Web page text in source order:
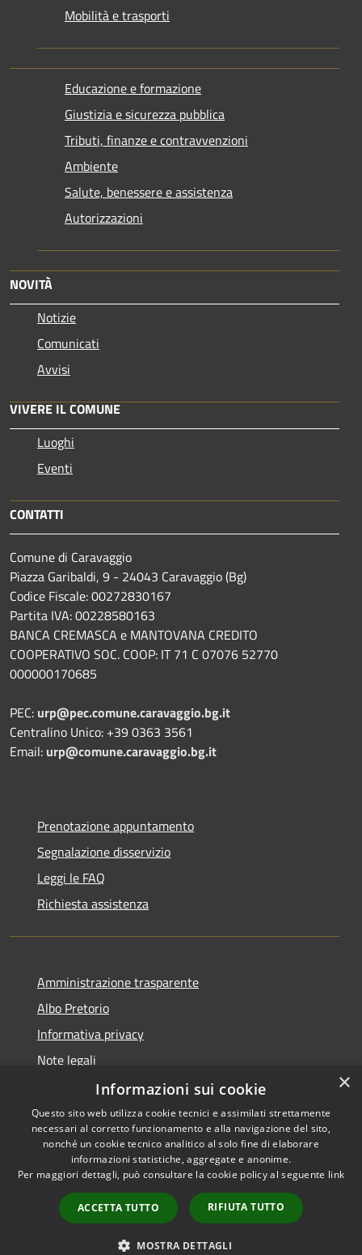
Mobilità e trasporti
Educazione e formazione
Giustizia e sicurezza pubblica
Tributi, finanze e contravvenzioni
Ambiente
Salute, benessere e assistenza
Autorizzazioni
NOVITÀ
Notizie
Comunicati
Avvisi
VIVERE IL COMUNE
Luoghi
Eventi
CONTATTI
Comune di Caravaggio
Piazza Garibaldi, 9 - 24043 Caravaggio (Bg)
Codice Fiscale: 00272830167
Partita IVA: 00228580163
BANCA CREMASCA e MANTOVANA CREDITO
COOPERATIVO SOC. COOP: IT 71 C 07076 52770
000000170685
PEC: urp@pec.comune.caravaggio.bg.it
Centralino Unico: +39 0363 3561
Email: urp@comune.caravaggio.bg.it
Prenotazione appuntamento
Segnalazione disservizio
Leggi le FAQ
Richiesta assistenza
Amministrazione trasparente
Albo Pretorio
Informativa privacy
Note legali
Dichiarazione di accessibilità
RSS
Accessibilità
Copyright © 2026 • Comune di
Municipium•
Accesso
redazione
×
Informazioni sui cookie
Questo sito web utilizza cookie tecnici e assimilati strettamente
necessari al corretto funzionamento e alla navigazione del sito,
nonché un cookie tecnico analitico al solo fine di elaborare
informazioni statistiche, aggregate e anonime.
Per maggiori dettagli, può consultare la cookie policy al seguente link
ACCETTA TUTTO RIFIUTA TUTTO
MOSTRA DETTAGLI